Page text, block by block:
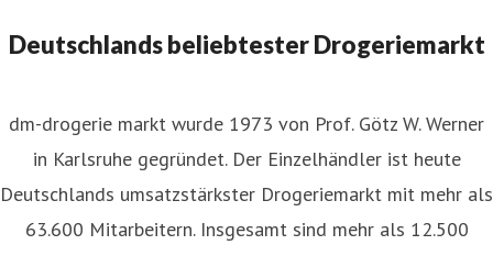
Deutschlands beliebtester Drogeriemarkt
dm-drogerie markt wurde 1973 von Prof. Götz W. Werner
in Karlsruhe gegründet. Der Einzelhändler ist heute
Deutschlands umsatzstärkster Drogeriemarkt mit mehr als
63.600 Mitarbeitern. Insgesamt sind mehr als 12.500